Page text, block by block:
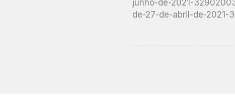
junho-de-2021-
de-27-de-abril-de-2021-